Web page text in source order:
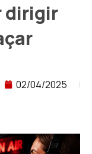
dirigir
02/04/2025